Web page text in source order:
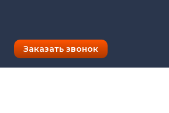
Заказать звонок